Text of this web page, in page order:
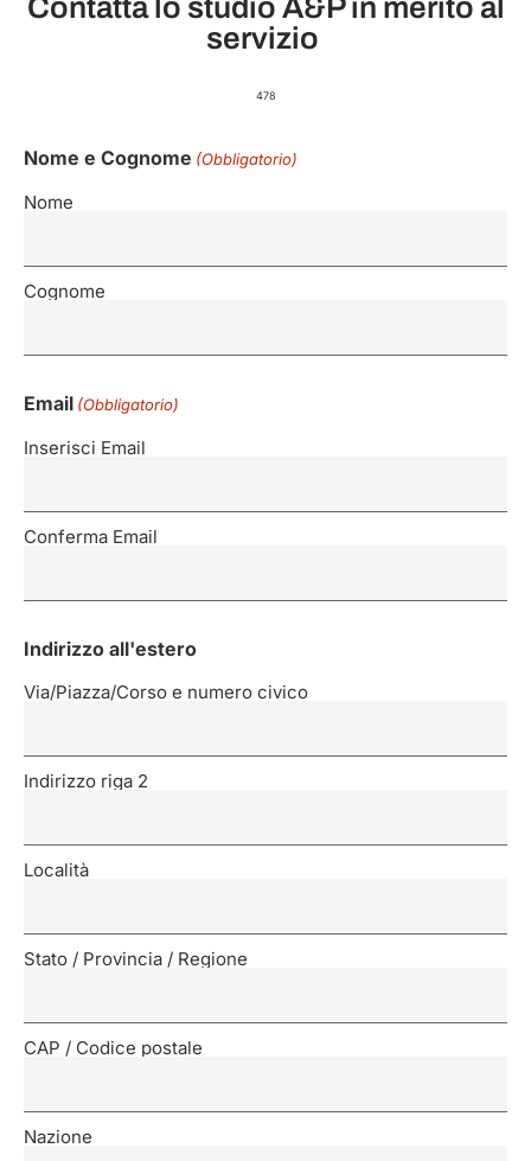
Contatta lo studio A&P in merito al
servizio ​
478
Nome e Cognome (Obbligatorio)
Nome
Cognome
Email (Obbligatorio)
Inserisci Email
Conferma Email
Indirizzo all'estero
Via/Piazza/Corso e numero civico
Indirizzo riga 2
Località
Stato / Provincia / Regione
CAP / Codice postale
Nazione